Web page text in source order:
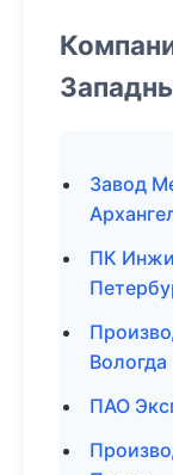
Завод
ПК
Вологда
ПАО